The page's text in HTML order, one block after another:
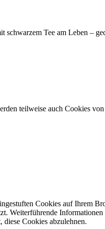
schwarzem Tee am Leben –
teilweise auch Cookies
Cookies auf Ihrem
Weiterführende Informationen
Cookies abzulehnen.